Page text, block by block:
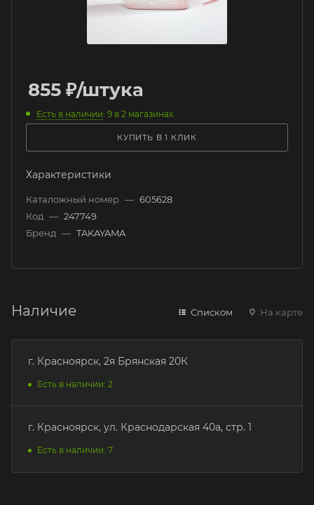
855 ₽/штука
Есть в наличии: 9 в 2 магазинах
КУПИТЬ В 1 КЛИК
Характеристики
Каталожный номер — 605628
Код — 247749
Бренд — TAKAYAMA
Наличие Списком На карте
г. Красноярск, 2я Брянская 20К
Есть в наличии: 2
г. Красноярск, ул. Краснодарская 40а, стр. 1
Есть в наличии: 7